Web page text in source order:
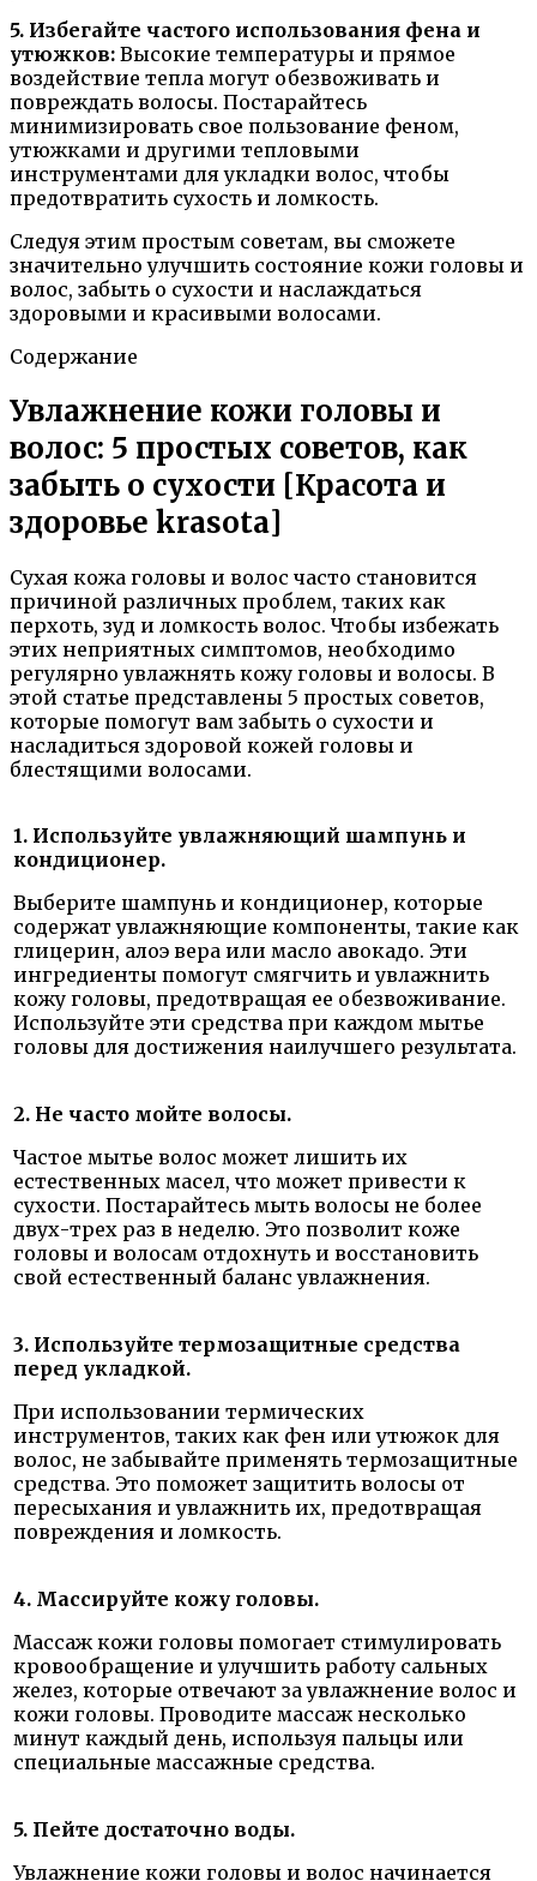
5. Избегайте частого использования фена и
утюжков: Высокие температуры и прямое
воздействие тепла могут обезвоживать и
повреждать волосы. Постарайтесь
минимизировать свое пользование феном,
утюжками и другими тепловыми
инструментами для укладки волос, чтобы
предотвратить сухость и ломкость.
Следуя этим простым советам, вы сможете
значительно улучшить состояние кожи головы и
волос, забыть о сухости и наслаждаться
здоровыми и красивыми волосами.
Содержание
Увлажнение кожи головы и
волос: 5 простых советов, как
забыть о сухости [Красота и
здоровье krasota]
Сухая кожа головы и волос часто становится
причиной различных проблем, таких как
перхоть, зуд и ломкость волос. Чтобы избежать
этих неприятных симптомов, необходимо
регулярно увлажнять кожу головы и волосы. В
этой статье представлены 5 простых советов,
которые помогут вам забыть о сухости и
насладиться здоровой кожей головы и
блестящими волосами.
1. Используйте увлажняющий шампунь и
кондиционер.
Выберите шампунь и кондиционер, которые
содержат увлажняющие компоненты, такие как
глицерин, алоэ вера или масло авокадо. Эти
ингредиенты помогут смягчить и увлажнить
кожу головы, предотвращая ее обезвоживание.
Используйте эти средства при каждом мытье
головы для достижения наилучшего результата.
2. Не часто мойте волосы.
Частое мытье волос может лишить их
естественных масел, что может привести к
сухости. Постарайтесь мыть волосы не более
двух-трех раз в неделю. Это позволит коже
головы и волосам отдохнуть и восстановить
свой естественный баланс увлажнения.
3. Используйте термозащитные средства
перед укладкой.
При использовании термических
инструментов, таких как фен или утюжок для
волос, не забывайте применять термозащитные
средства. Это поможет защитить волосы от
пересыхания и увлажнить их, предотвращая
повреждения и ломкость.
4. Массируйте кожу головы.
Массаж кожи головы помогает стимулировать
кровообращение и улучшить работу сальных
желез, которые отвечают за увлажнение волос и
кожи головы. Проводите массаж несколько
минут каждый день, используя пальцы или
специальные массажные средства.
5. Пейте достаточно воды.
Увлажнение кожи головы и волос начинается